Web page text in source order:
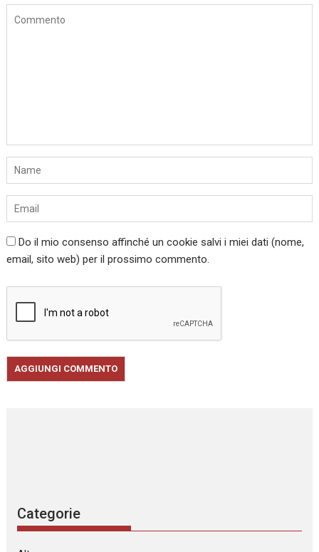
Do il mio consenso affinché un cookie salvi i miei dati (nome,
email, sito web) per il prossimo commento.
Categorie